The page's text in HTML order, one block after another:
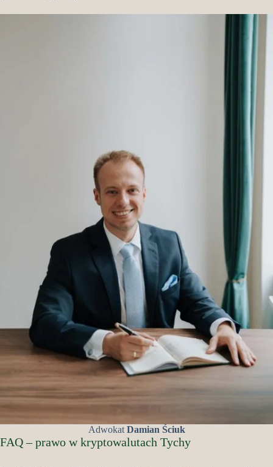
AdwokatDamian Ściuk
FAQ – prawo w kryptowalutach Tychy